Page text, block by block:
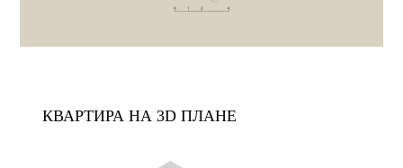
КВАРТИРА НА 3D ПЛАНЕ